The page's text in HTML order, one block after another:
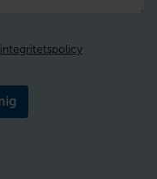
integritetspolicy